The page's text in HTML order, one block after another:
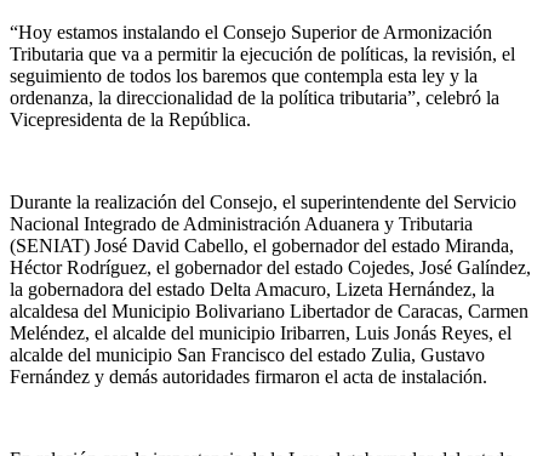
“Hoy estamos instalando el Consejo Superior de Armonización
Tributaria que va a permitir la ejecución de políticas, la revisión, el
seguimiento de todos los baremos que contempla esta ley y la
ordenanza, la direccionalidad de la política tributaria”, celebró la
Vicepresidenta de la República.
Durante la realización del Consejo, el superintendente del Servicio
Nacional Integrado de Administración Aduanera y Tributaria
(SENIAT) José David Cabello, el gobernador del estado Miranda,
Héctor Rodríguez, el gobernador del estado Cojedes, José Galíndez,
la gobernadora del estado Delta Amacuro, Lizeta Hernández, la
alcaldesa del Municipio Bolivariano Libertador de Caracas, Carmen
Meléndez, el alcalde del municipio Iribarren, Luis Jonás Reyes, el
alcalde del municipio San Francisco del estado Zulia, Gustavo
Fernández y demás autoridades firmaron el acta de instalación.